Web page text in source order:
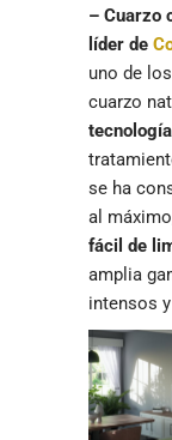
– Cuarzo
líder de
uno de
cuarzo
se ha
al
fácil de
amplia
intensos